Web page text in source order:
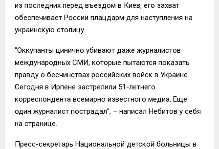
из последних перед въездом в Киев, его захват
обеспечивает России плацдарм для наступления на
украинскую столицу.
"Оккупанты цинично убивают даже журналистов
международных СМИ, которые пытаются показать
правду о бесчинствах российских войск в Украине.
Сегодня в Ирпене застрелили 51-летнего
корреспондента всемирно известного медиа. Еще
один журналист пострадал", – написал Небитов у себя
на странице.
Пресс-секретарь Национальной детской больницы в